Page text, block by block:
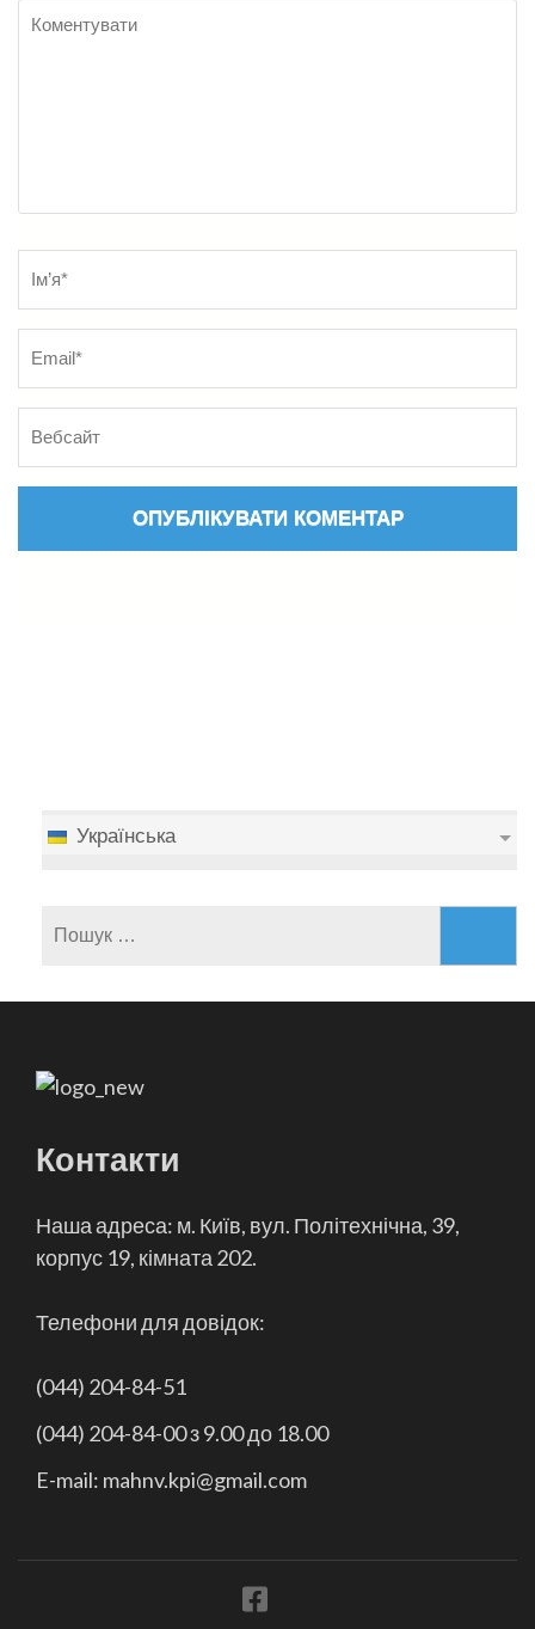
Українська
Контакти
Наша адреса: м. Київ, вул. Політехнічна, 39,
корпус 19, кімната 202.
Телефони для довідок:
(044) 204-84-51
(044) 204-84-00 з 9.00 до 18.00
E-mail: mahnv.kpi@gmail.com